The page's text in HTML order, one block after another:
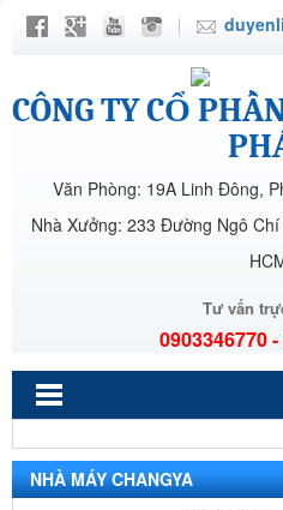
CÔNG TY CỔ
Văn Phòng: 19A Linh Đông,
Nhà Xưởng: 233 Đường Ngô
Tư vấn
0903346770
NHÀ MÁY CHANGYA